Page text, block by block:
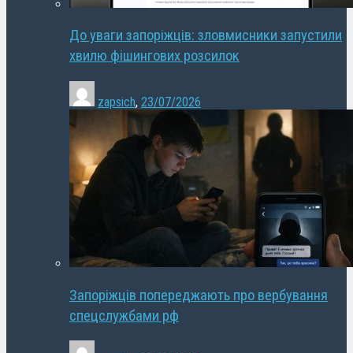
До уваги запоріжців: зловмисники запустили
хвилю фішингових розсилок
zapsich, 23/07/2026
Запоріжців попереджають про вербування
спецслужбами рф